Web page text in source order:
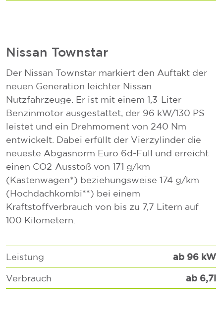
Nissan Townstar
Der Nissan Townstar markiert den Auftakt der
neuen Generation leichter Nissan
Nutzfahrzeuge. Er ist mit einem 1,3-Liter-
Benzinmotor ausgestattet, der 96 kW/130 PS
leistet und ein Drehmoment von 240 Nm
entwickelt. Dabei erfüllt der Vierzylinder die
neueste Abgasnorm Euro 6d-Full und erreicht
einen CO2-Ausstoß von 171 g/km
(Kastenwagen*) beziehungsweise 174 g/km
(Hochdachkombi**) bei einem
Kraftstoffverbrauch von bis zu 7,7 Litern auf
100 Kilometern.
Leistung ab 96 kW
Verbrauch ab 6,7l